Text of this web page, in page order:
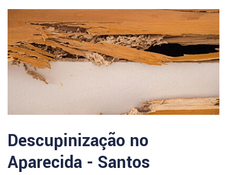
Descupinização no
Aparecida - Santos